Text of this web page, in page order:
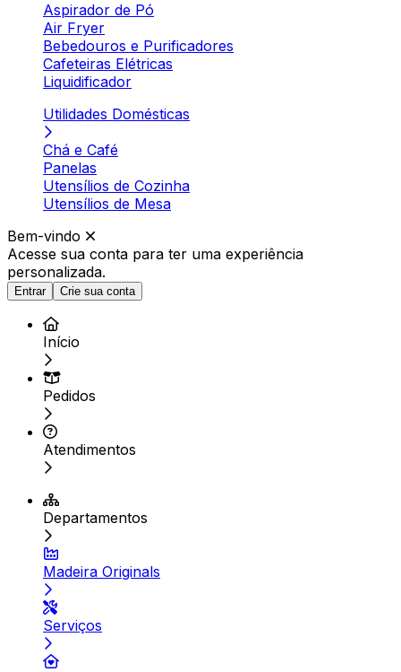
Aspirador de Pó
Air Fryer
Bebedouros e Purificadores
Cafeteiras Elétricas
Liquidificador
Utilidades Domésticas
Chá e Café
Panelas
Utensílios de Cozinha
Utensílios de Mesa
Bem-vindo
Acesse sua conta para ter uma experiência
personalizada.
Entrar Crie sua conta
Início
Pedidos
Atendimentos
Departamentos
Madeira Originals
Serviços